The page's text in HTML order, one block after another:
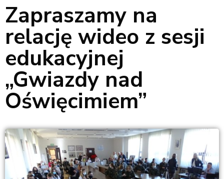
Zapraszamy na
relację wideo z sesji
edukacyjnej
„Gwiazdy nad
Oświęcimiem”